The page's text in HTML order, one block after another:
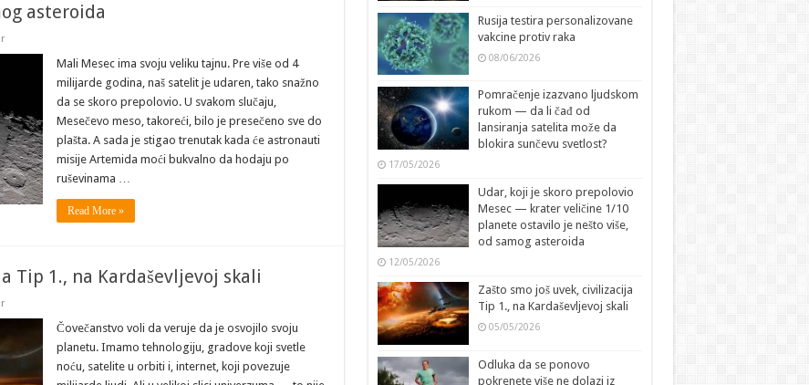
asteroida
Mali Mesec ima svoju veliku tajnu. Pre više od 4
milijarde godina, naš satelit je udaren, tako snažno
da se skoro prepolovio. U svakom slučaju,
Mesečevo meso, takoreći, bilo je presečeno sve do
plašta. A sada je stigao trenutak kada će astronauti
misije Artemida moći bukvalno da hodaju po
ruševinama …
Read More »
Tip 1., na Kardaševljevoj skali
Čovečanstvo voli da veruje da je osvojilo svoju
planetu. Imamo tehnologiju, gradove koji svetle
noću, satelite u orbiti i, internet, koji povezuje
Rusija testira personalizovane
vakcine protiv raka
08/06/2026
Pomračenje izazvano ljudskom
rukom — da li čađ od
lansiranja satelita može da
blokira sunčevu svetlost?
17/05/2026
Udar, koji je skoro prepolovio
Mesec — krater veličine 1/10
planete ostavilo je nešto više,
od samog asteroida
12/05/2026
Zašto smo još uvek, civilizacija
Tip 1., na Kardaševljevoj skali
05/05/2026
Odluka da se ponovo
pokrenete više ne dolazi iz